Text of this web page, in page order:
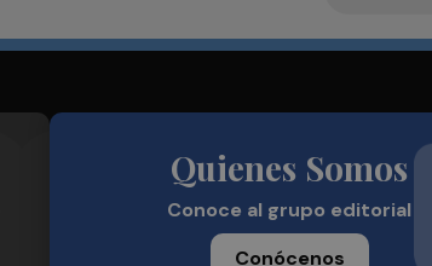
Quienes Somos
Conoce al grupo editorial
Conócenos